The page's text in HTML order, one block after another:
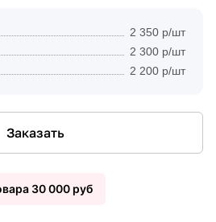
2 350 р/шт
2 300 р/шт
2 200 р/шт
Заказать
30 000 руб